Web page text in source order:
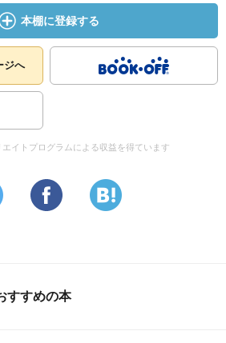
本棚に登録する
ジへ
イトプログラムによる収益を得ています
すすめの本